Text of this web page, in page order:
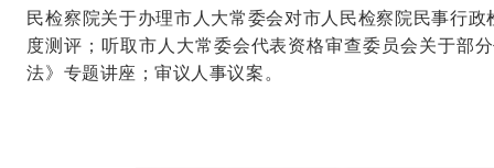
民检察院关于办理市人大常委会对市人民检察院民事行
度测评；听取市人大常委会代表资格审查委员会关于部
法》专题讲座；审议人事议案。